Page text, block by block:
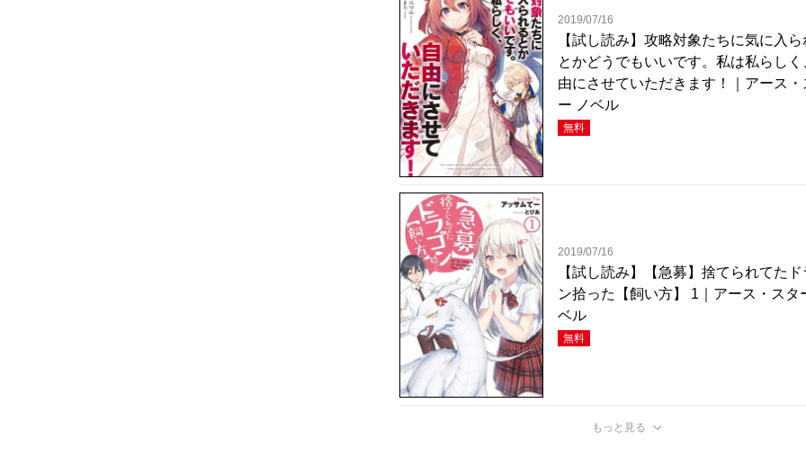
2019/07/16
【試し読み】攻略対象たちに気に入ら
とかどうでもいいです。私は私らしく
由にさせていただきます！｜アース・
ー ノベル
無料
2019/07/16
【試し読み】【急募】捨てられてた
ン拾った【飼い方】 1｜アース・スタ
ベル
無料
もっと見る